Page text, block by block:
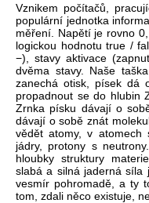
Vznikem počítačů,
populární jednotka
měření. Napětí je rovno
logickou hodnotu true /
−), stavy aktivace
dvěma stavy. Naše
zanechá otisk, písek dá
propadnout se do hlubin
Zrnka písku dávají o
dávají o sobě znát
vědět atomy, v
jádry, protony s
hloubky struktury
slabá a silná jaderná síla
vesmír pohromadě, a ty
tom, zdali něco existuje,